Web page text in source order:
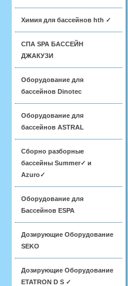
Химия для бассейнов hth ✓
СПА SPA БАССЕЙН
ДЖАКУЗИ
Оборудование для
бассейнов Dinotec
Оборудование для
бассейнов ASTRAL
Сборно разборные
бассейны Summer✓ и
Azuro✓
Оборудование для
Бассейнов ESPA
Дозирующие Оборудование
SEKO
Дозирующие Оборудование
ETATRON D S ✓